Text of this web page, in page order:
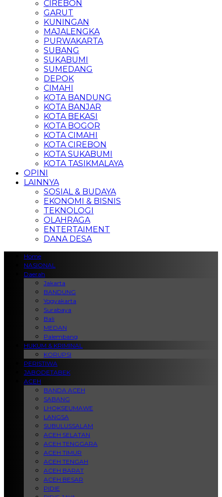
CIREBON
GARUT
KUNINGAN
MAJALENGKA
PURWAKARTA
SUBANG
SUKABUMI
SUMEDANG
DEPOK
CIMAHI
KOTA BANDUNG
KOTA BANJAR
KOTA BEKASI
KOTA BOGOR
KOTA CIMAHI
KOTA CIREBON
KOTA SUKABUMI
KOTA TASIKMALAYA
OPINI
LAINNYA
SOSIAL & BUDAYA
EKONOMI & BISNIS
TEKNOLOGI
OLAHRAGA
ENTERTAIMENT
DANA DESA
Home
NASIONAL
Daerah
Jakarta
BANDUNG
Yogyakarta
Surabaya
Bali
MEDAN
Palembang
HUKUM & KRIMINAL
KORUPSI
PERISTIWA
JABODETABEK
ACEH
BANDA ACEH
SABANG
LHOKSEUMAWE
LANGSA
SUBULUSSALAM
ACEH SELATAN
ACEH TENGGARA
ACEH TIMUR
ACEH TENGAH
ACEH BARAT
ACEH BESAR
PIDIE